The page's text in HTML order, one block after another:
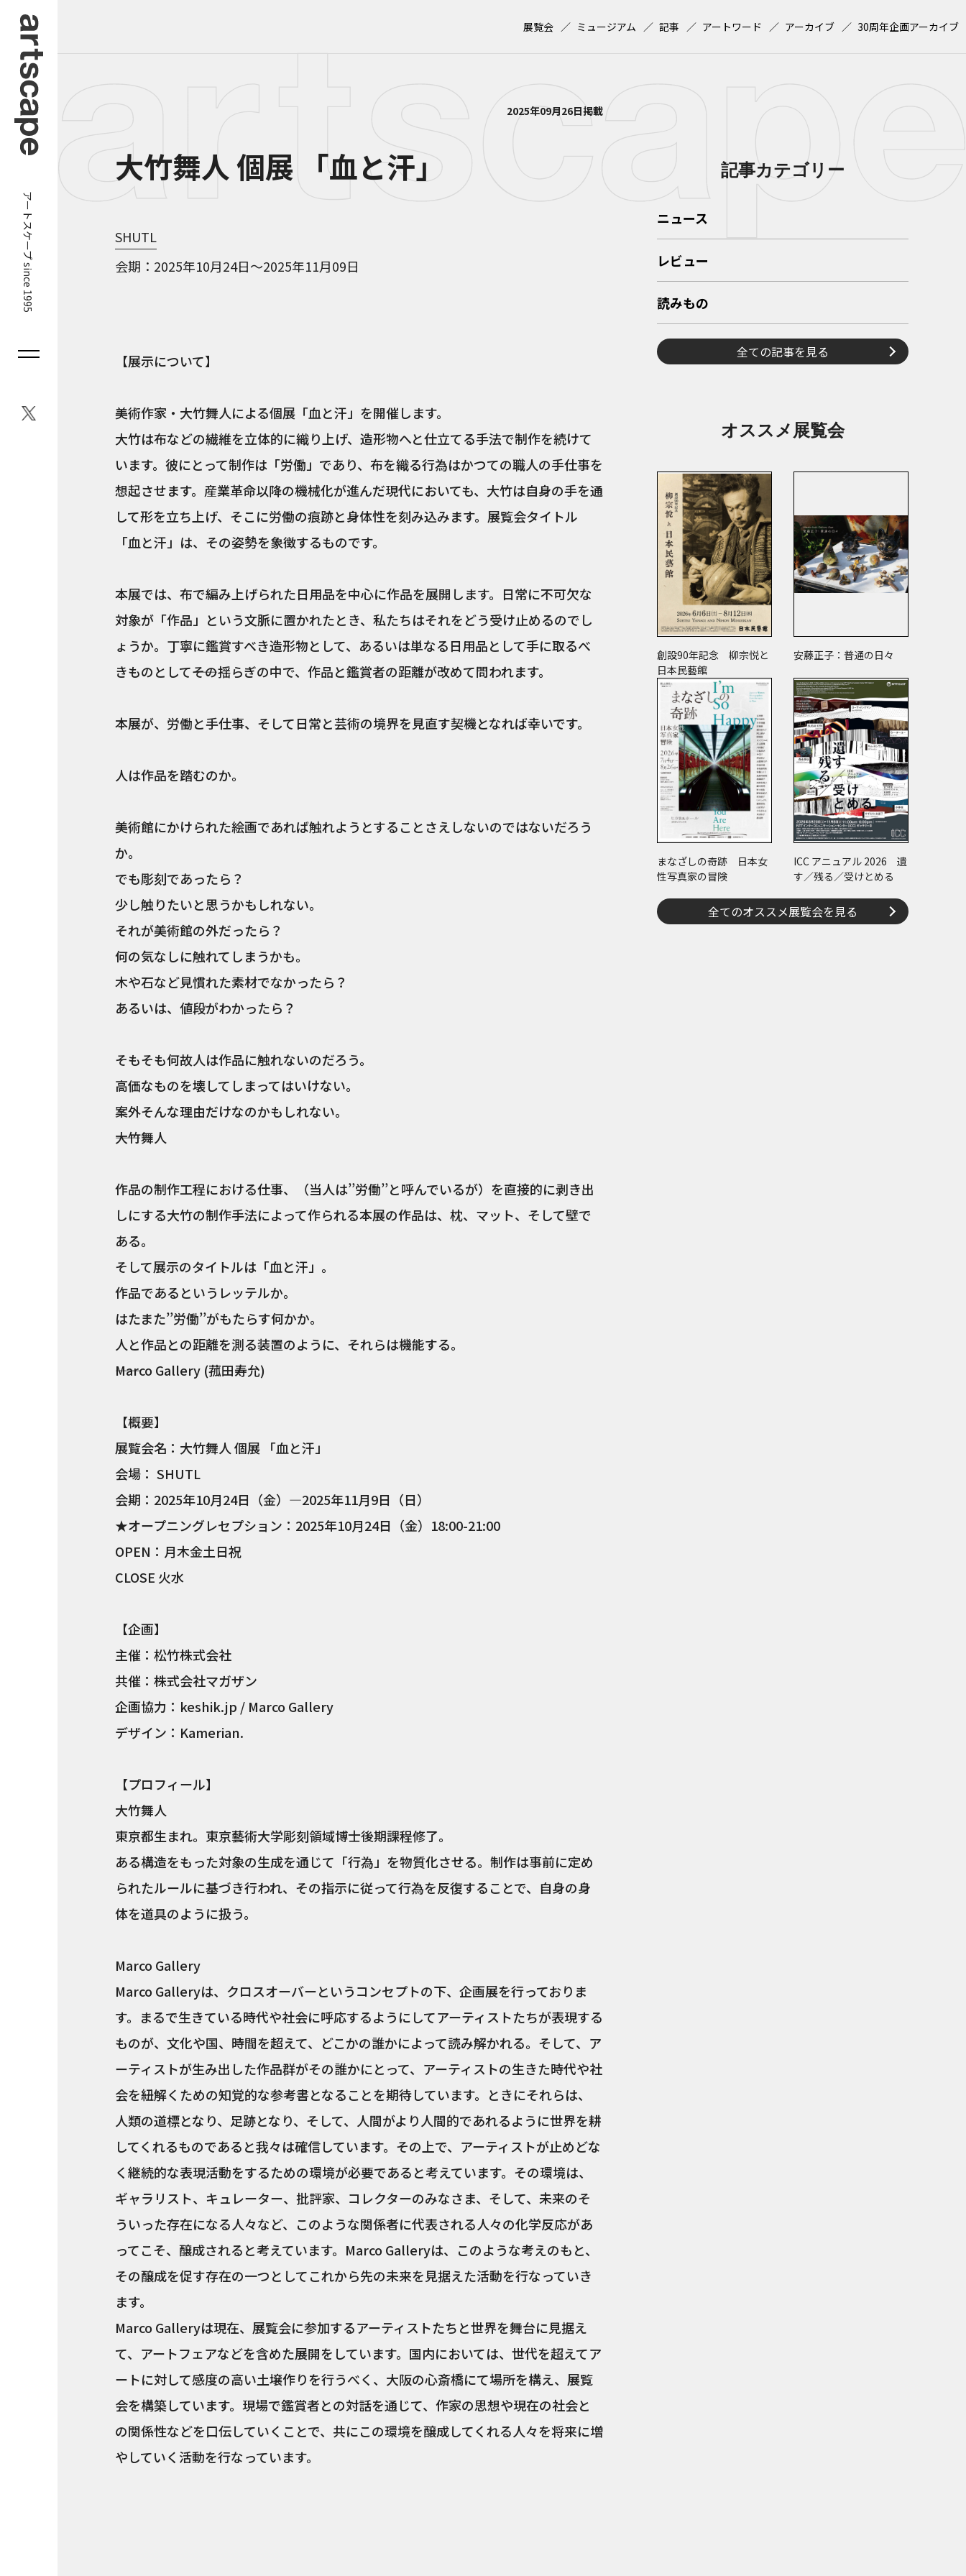
アートスケープ since 1995
展覧会 ミュージアム 記事 アートワード アーカイブ 30周年企画アーカイブ
2025年09月26日掲載
大竹舞人 個展 「血と汗」
SHUTL
会期
2025年10月24日～2025年11月09日
【展示について】
美術作家・大竹舞人による個展「血と汗」を開催します。
大竹は布などの繊維を立体的に織り上げ、造形物へと仕立てる手法で制作を続けて
います。彼にとって制作は「労働」であり、布を織る行為はかつての職人の手仕事を
想起させます。産業革命以降の機械化が進んだ現代においても、大竹は自身の手を通
して形を立ち上げ、そこに労働の痕跡と身体性を刻み込みます。展覧会タイトル
「血と汗」は、その姿勢を象徴するものです。
本展では、布で編み上げられた日用品を中心に作品を展開します。日常に不可欠な
対象が「作品」という文脈に置かれたとき、私たちはそれをどう受け止めるのでし
ょうか。丁寧に鑑賞すべき造形物として、あるいは単なる日用品として手に取るべ
きものとして――その揺らぎの中で、作品と鑑賞者の距離が改めて問われます。
本展が、労働と手仕事、そして日常と芸術の境界を見直す契機となれば幸いです。
人は作品を踏むのか。
美術館にかけられた絵画であれば触れようとすることさえしないのではないだろう
か。
でも彫刻であったら？
少し触りたいと思うかもしれない。
それが美術館の外だったら？
何の気なしに触れてしまうかも。
木や石など見慣れた素材でなかったら？
あるいは、値段がわかったら？
そもそも何故人は作品に触れないのだろう。
高価なものを壊してしまってはいけない。
案外そんな理由だけなのかもしれない。
――大竹舞人
作品の制作工程における仕事、（当人は’’労働’’と呼んでいるが）を直接的に剥き出
しにする大竹の制作手法によって作られる本展の作品は、枕、マット、そして壁で
ある。
そして展示のタイトルは「血と汗」。
作品であるというレッテルか。
はたまた’’労働’’がもたらす何かか。
人と作品との距離を測る装置のように、それらは機能する。
――Marco Gallery (菰田寿允)
【概要】
展覧会名：大竹舞人 個展 「血と汗」
会場： SHUTL
会期：2025年10月24日（金）―2025年11月9日（日）
★オープニングレセプション：2025年10月24日（金）18:00-21:00
OPEN：月木金土日祝
CLOSE 火水
【企画】
主催：松竹株式会社
共催：株式会社マガザン
企画協力：keshik.jp / Marco Gallery
デザイン：Kamerian.
【プロフィール】
大竹舞人
東京都生まれ。東京藝術大学彫刻領域博士後期課程修了。
ある構造をもった対象の生成を通じて「行為」を物質化させる。制作は事前に定め
られたルールに基づき行われ、その指示に従って行為を反復することで、自身の身
体を道具のように扱う。
Marco Gallery
Marco Galleryは、クロスオーバーというコンセプトの下、企画展を行っておりま
す。まるで生きている時代や社会に呼応するようにしてアーティストたちが表現する
ものが、文化や国、時間を超えて、どこかの誰かによって読み解かれる。そして、ア
ーティストが生み出した作品群がその誰かにとって、アーティストの生きた時代や社
会を紐解くための知覚的な参考書となることを期待しています。ときにそれらは、
人類の道標となり、足跡となり、そして、人間がより人間的であれるように世界を耕
してくれるものであると我々は確信しています。その上で、アーティストが止めどな
く継続的な表現活動をするための環境が必要であると考えています。その環境は、
ギャラリスト、キュレーター、批評家、コレクターのみなさま、そして、未来のそ
ういった存在になる人々など、このような関係者に代表される人々の化学反応があ
ってこそ、醸成されると考えています。Marco Galleryは、このような考えのもと、
その醸成を促す存在の一つとしてこれから先の未来を見据えた活動を行なっていき
ます。
Marco Galleryは現在、展覧会に参加するアーティストたちと世界を舞台に見据え
て、アートフェアなどを含めた展開をしています。国内においては、世代を超えてア
ートに対して感度の高い土壌作りを行うべく、大阪の心斎橋にて場所を構え、展覧
会を構築しています。現場で鑑賞者との対話を通じて、作家の思想や現在の社会と
の関係性などを口伝していくことで、共にこの環境を醸成してくれる人々を将来に増
やしていく活動を行なっています。
記事カテゴリー
ニュース
レビュー
読みもの
全ての記事を見る
オススメ展覧会
創設90年記念 柳宗悦と
日本民藝館
安藤正子：普通の日々
まなざしの奇跡 日本女
性写真家の冒険
ICC アニュアル 2026 遺
す／残る／受けとめる
全てのオススメ展覧会を見る